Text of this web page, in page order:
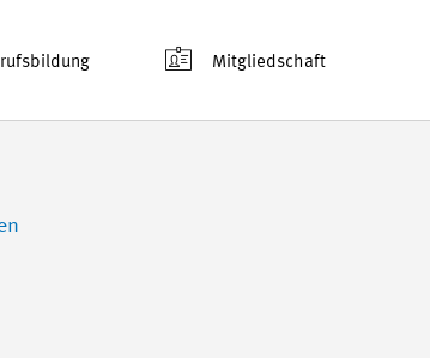
Mitgliedschaft